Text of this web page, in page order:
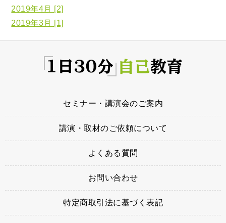
2019年4月 [2]
2019年3月 [1]
セミナー・講演会のご案内
講演・取材のご依頼について
よくある質問
お問い合わせ
特定商取引法に基づく表記